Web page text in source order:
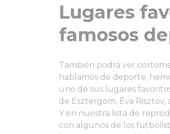
Lugares
famosos
También podrá ver
hablamos de deporte,
uno de sus lugares
de Esztergom, Éva
Y en nuestra lista de
con algunos de los